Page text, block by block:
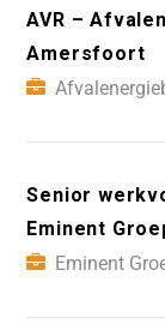
AVR –
Amersfoort
Senior
Eminent
Eminent